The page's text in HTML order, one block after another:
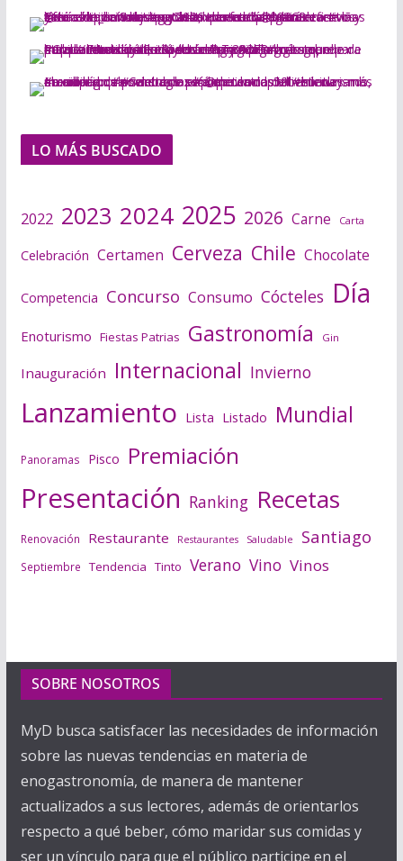
LO MÁS BUSCADO
2022 2023 2024 2025 2026 Carne Carta
Celebración Certamen Cerveza Chile Chocolate
Competencia Concurso Consumo Cócteles Día
Enoturismo Fiestas Patrias Gastronomía Gin
Inauguración Internacional Invierno
Lanzamiento Lista Listado Mundial
Panoramas Pisco Premiación
Presentación Ranking Recetas
Renovación Restaurante Restaurantes Saludable Santiago
Septiembre Tendencia Tinto Verano Vino Vinos
SOBRE NOSOTROS
MyD busca satisfacer las necesidades de información
sobre las nuevas tendencias en materia de
enogastronomía, de manera de mantener
actualizados a sus lectores, además de orientarlos
respecto a qué beber, cómo maridar sus comidas y
ser un vínculo para que el público participe en el